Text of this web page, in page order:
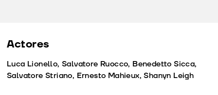
Actores
Luca Lionello, Salvatore Ruocco, Benedetto Sicca,
Salvatore Striano, Ernesto Mahieux, Shanyn Leigh